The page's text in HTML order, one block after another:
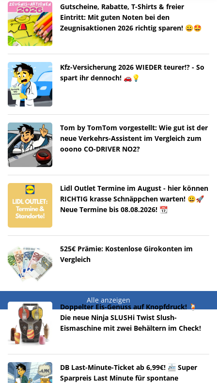
Gutscheine, Rabatte, T-Shirts & freier
Eintritt: Mit guten Noten bei den
Zeugnisaktionen 2026 richtig sparen! 😀🤩
Kfz-Versicherung 2026 WIEDER teurer!? - So
spart ihr dennoch! 🚗💡
Tom by TomTom vorgestellt: Wie gut ist der
neue Verkehrs-Assistent im Vergleich zum
ooono CO-DRIVER NO2?
Lidl Outlet Termine im August - hier können
RICHTIG krasse Schnäppchen warten! 😀🚀
Neue Termine bis 08.08.2026! 📆
525€ Prämie: Kostenlose Girokonten im
Vergleich
Alle anzeigen
Doppelter Eis-Genuss auf Knopfdruck! 🍹
Die neue Ninja SLUSHi Twist Slush-
Eismaschine mit zwei Behältern im Check!
DB Last-Minute-Ticket ab 6,99€! 🚈 Super
Sparpreis Last Minute für spontane